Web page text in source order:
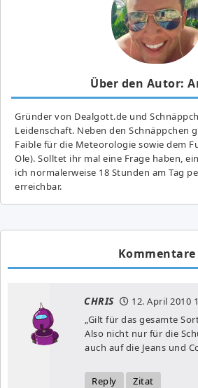
Über den Autor:
Gründer von Dealgott.de und
Leidenschaft. Neben den Schnäppchen
Fai­ble für die Meteorologie sowie dem
Ole). Solltet ihr mal eine Frage haben,
ich normalerweise 18 Stunden am Tag
erreichbar.
Kommentare
CHRIS 12. April 2010
„Gilt für das gesamte
Also nicht nur für die
auch auf die Jeans und
Reply Zitat